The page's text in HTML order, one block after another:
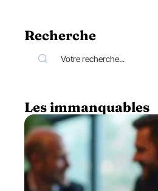
Recherche
Les immanquables